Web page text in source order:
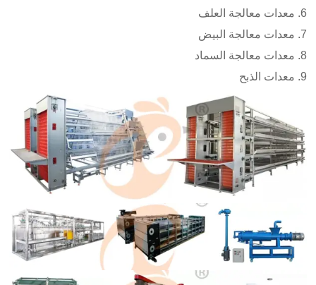
معدات معالجة العلف
معدات معالجة البيض
معدات معالجة السماد
معدات الذبح